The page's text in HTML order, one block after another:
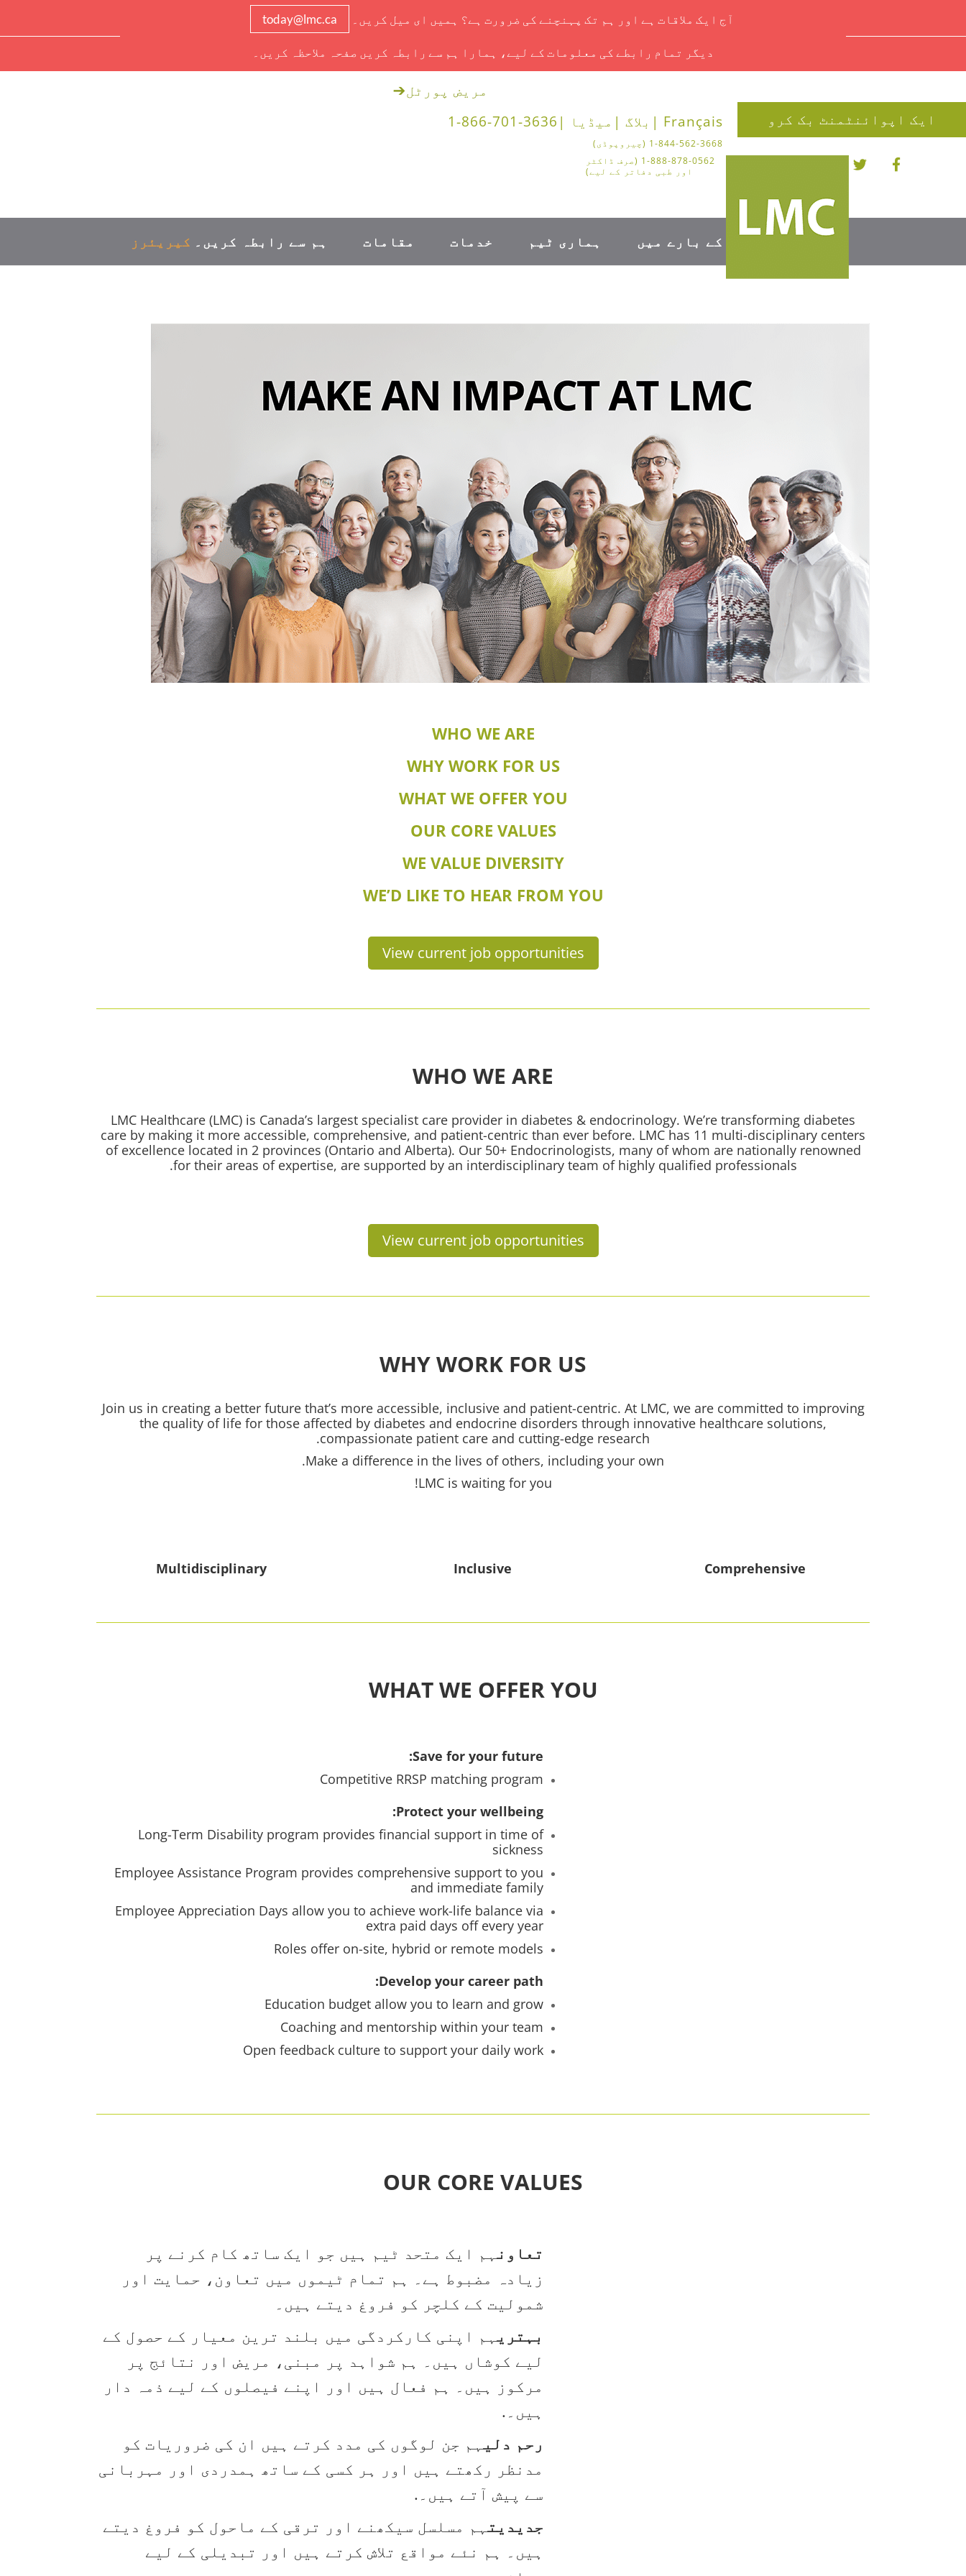
آج ایک ملاقات ہے اور ہم تک پہنچنے کی ضرورت ہے؟ ہمیں ای میل کریں۔ today@lmc.ca
دیگر تمام رابطے کی معلومات کے لیے، ہمارا ہم سے رابطہ کریں صفحہ ملاحظہ کریں۔
Français | بلاگ | میڈیا | 1-866-701-3636
1-844-562-3668 (چیروپوڈی)
1-888-878-0562 (صرف ڈاکٹر
اور طبی دفاتر کے لیے)
مریض پورٹل➔
ایک اپوائنٹمنٹ بک کرو
کے بارے میں ہماری ٹیم خدمات مقامات ہم سے رابطہ کریں۔ کیریئرز
WHO WE ARE
WHY WORK FOR US
WHAT WE OFFER YOU
OUR CORE VALUES
WE VALUE DIVERSITY
WE’D LIKE TO HEAR FROM YOU
View current job opportunities
WHO WE ARE
LMC Healthcare (LMC) is Canada’s largest specialist care provider in diabetes & endocrinology. We’re transforming diabetes
care by making it more accessible, comprehensive, and patient-centric than ever before. LMC has 11 multi-disciplinary centers
of excellence located in 2 provinces (Ontario and Alberta). Our 50+ Endocrinologists, many of whom are nationally renowned
for their areas of expertise, are supported by an interdisciplinary team of highly qualified professionals.
View current job opportunities
WHY WORK FOR US
Join us in creating a better future that’s more accessible, inclusive and patient-centric. At LMC, we are committed to improving
the quality of life for those affected by diabetes and endocrine disorders through innovative healthcare solutions,
compassionate patient care and cutting-edge research.
Make a difference in the lives of others, including your own.
LMC is waiting for you!
Multidisciplinary Inclusive Comprehensive
WHAT WE OFFER YOU
Save for your future:
Competitive RRSP matching program
Protect your wellbeing:
Long-Term Disability program provides financial support in time of
sickness
Employee Assistance Program provides comprehensive support to you
and immediate family
Employee Appreciation Days allow you to achieve work-life balance via
extra paid days off every year
Roles offer on-site, hybrid or remote models
Develop your career path:
Education budget allow you to learn and grow
Coaching and mentorship within your team
Open feedback culture to support your daily work
OUR CORE VALUES
تعاونہم ایک متحد ٹیم ہیں جو ایک ساتھ کام کرنے پر
زیادہ مضبوط ہے۔ ہم تمام ٹیموں میں تعاون، حمایت اور
شمولیت کے کلچر کو فروغ دیتے ہیں۔
بہتریہم اپنی کارکردگی میں بلند ترین معیار کے حصول کے
لیے کوشاں ہیں۔ ہم شواہد پر مبنی، مریض اور نتائج پر
مرکوز ہیں۔ ہم فعال ہیں اور اپنے فیصلوں کے لیے ذمہ دار
ہیں۔.
رحم دلیہم جن لوگوں کی مدد کرتے ہیں ان کی ضروریات کو
مدنظر رکھتے ہیں اور ہر کسی کے ساتھ ہمدردی اور مہربانی
سے پیش آتے ہیں۔.
جدیدیتہم مسلسل سیکھنے اور ترقی کے ماحول کو فروغ دیتے
ہیں۔ ہم نئے مواقع تلاش کرتے ہیں اور تبدیلی کے لیے